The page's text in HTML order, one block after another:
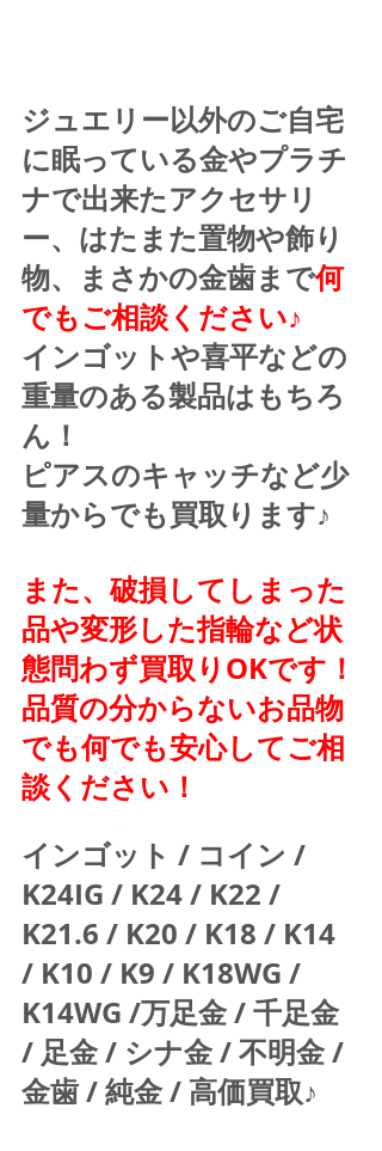
ジュエリー以外のご自宅
に眠っている金やプラチ
ナで出来たアクセサリ
ー、はたまた置物や飾り
物、まさかの金歯まで何
でもご相談ください♪
インゴットや喜平などの
重量のある製品はもちろ
ん！
ピアスのキャッチなど少
量からでも買取ります♪
また、破損してしまった
品や変形した指輪など状
態問わず買取りOKです！
品質の分からないお品物
でも何でも安心してご相
談ください！
インゴット / コイン /
K24IG / K24 / K22 /
K21.6 / K20 / K18 / K14
/ K10 / K9 / K18WG /
K14WG /万足金 / 千足金
/ 足金 / シナ金 / 不明金 /
金歯 / 純金 / 高価買取♪